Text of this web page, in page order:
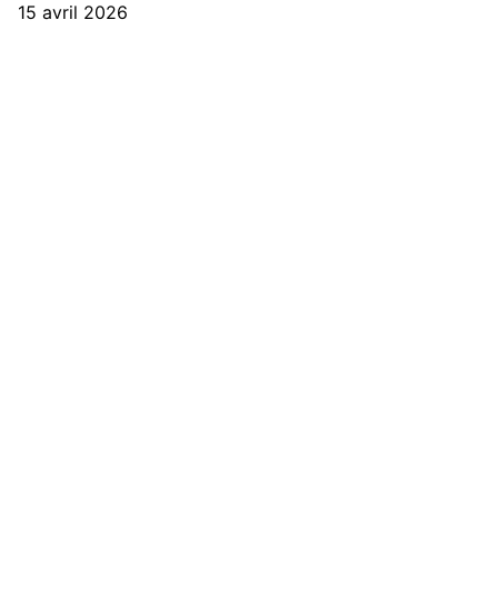
15 avril 2026